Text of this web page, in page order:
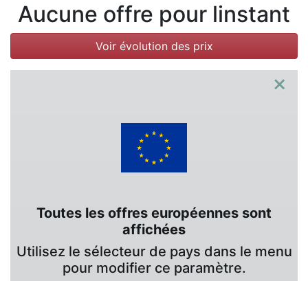
Aucune offre pour linstant
Voir évolution des prix
×
Toutes les offres européennes sont
affichées
Utilisez le sélecteur de pays dans le menu
pour modifier ce paramètre.